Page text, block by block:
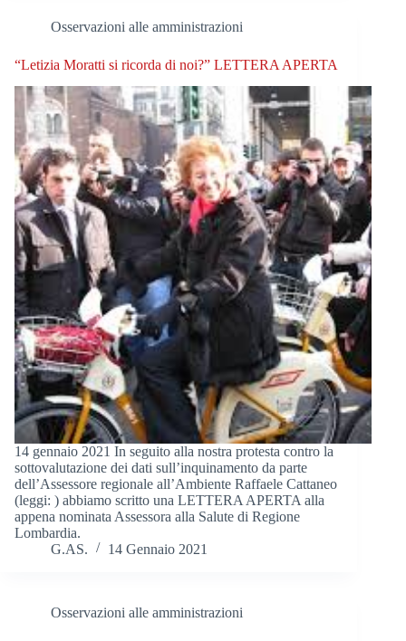
Osservazioni alle amministrazioni
“Letizia Moratti si ricorda di noi?” LETTERA APERTA
14 gennaio 2021 In seguito alla nostra protesta contro la
sottovalutazione dei dati sull’inquinamento da parte
dell’Assessore regionale all’Ambiente Raffaele Cattaneo
(leggi: ) abbiamo scritto una LETTERA APERTA alla
appena nominata Assessora alla Salute di Regione
Lombardia.
G.AS.
14 Gennaio 2021
Osservazioni alle amministrazioni